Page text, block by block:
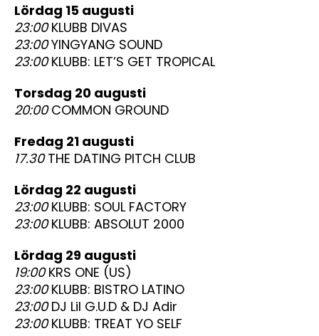
lördag 15 augusti
23:00KLUBB DIVAS
23:00YINGYANG SOUND
23:00KLUBB: LET’S GET TROPICAL
torsdag 20 augusti
20:00COMMON GROUND
fredag 21 augusti
17.30THE DATING PITCH CLUB
lördag 22 augusti
23:00KLUBB: SOUL FACTORY
23:00KLUBB: ABSOLUT 2000
lördag 29 augusti
19:00KRS ONE (US)
23:00KLUBB: BISTRO LATINO
23:00DJ Lil G.U.D & DJ Adir
23:00KLUBB: TREAT YO SELF